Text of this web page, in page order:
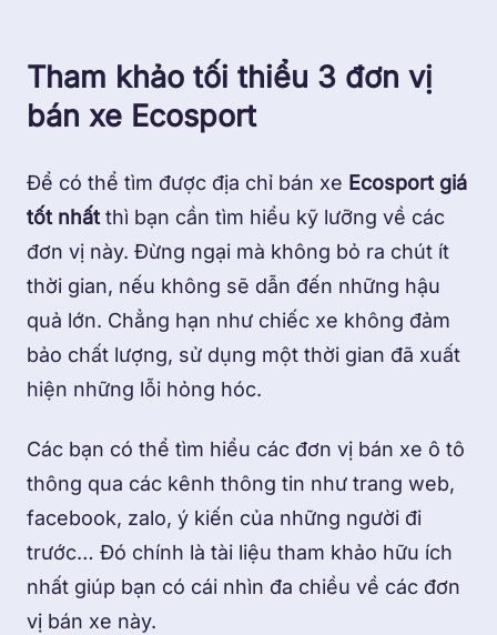
Tham khảo tối thiểu 3 đơn vị
bán xe Ecosport
Để có thể tìm được địa chỉ bán xe Ecosport giá
tốt nhấtthì bạn cần tìm hiểu kỹ lưỡng về các
đơn vị này. Đừng ngại mà không bỏ ra chút ít
thời gian, nếu không sẽ dẫn đến những hậu
quả lớn. Chẳng hạn như chiếc xe không đảm
bảo chất lượng, sử dụng một thời gian đã xuất
hiện những lỗi hỏng hóc.
Các bạn có thể tìm hiểu các đơn vị bán xe ô tô
thông qua các kênh thông tin như trang web,
facebook, zalo, ý kiến của những người đi
trước… Đó chính là tài liệu tham khảo hữu ích
nhất giúp bạn có cái nhìn đa chiều về các đơn
vị bán xe này.